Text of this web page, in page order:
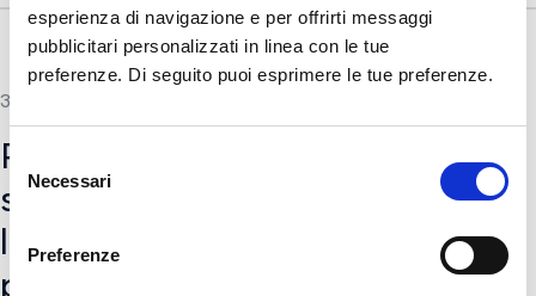
esperienza di navigazione e per offrirti messaggi
pubblicitari personalizzati in linea con le tue
preferenze. Di seguito puoi esprimere le tue preferenze.
Selezione
del
consenso
Necessari
Preferenze
31 GENNAIO 2023
Procedura aperta medianti
strumenti telematici per
l’affidamento del Servizio di
progettazione di fattibilità